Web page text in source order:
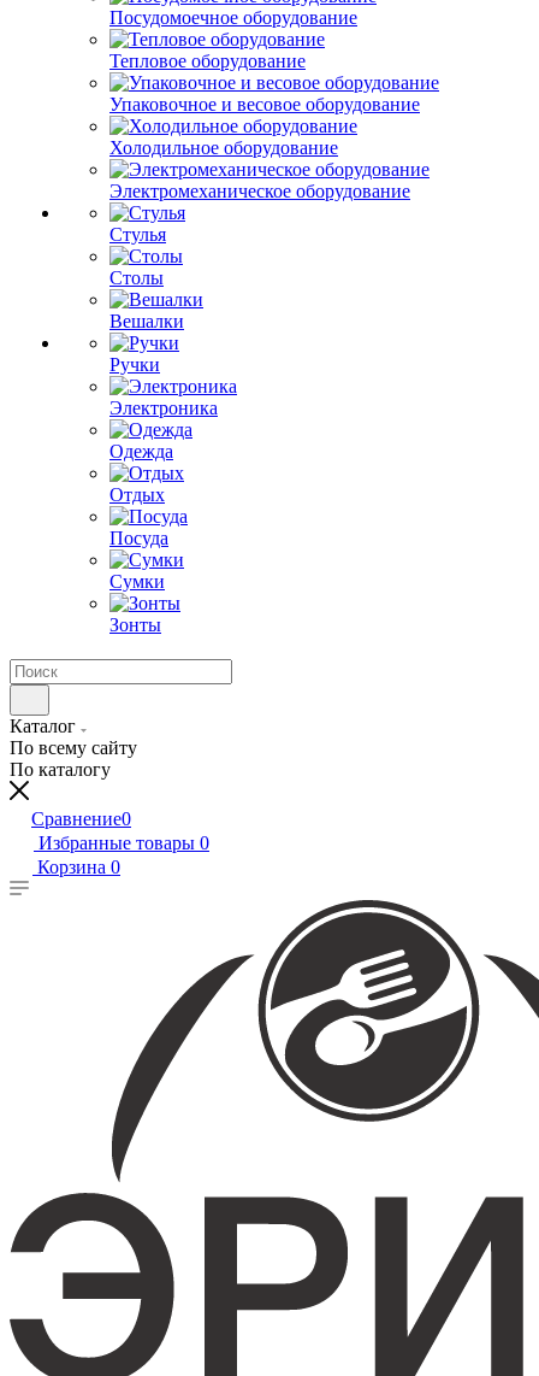
Посудомоечное оборудование
Тепловое оборудование
Упаковочное и весовое оборудование
Холодильное оборудование
Электромеханическое оборудование
Стулья
Столы
Вешалки
Ручки
Электроника
Одежда
Отдых
Посуда
Сумки
Зонты
Каталог
По всему сайту
По каталогу
Сравнение0
Избранные товары 0
Корзина 0